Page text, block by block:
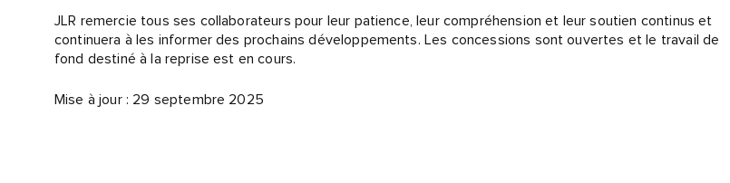
JLR remercie tous ses collaborateurs pour leur patience, leur compréhension et leur soutien continus et
continuera à les informer des prochains développements. Les concessions sont ouvertes et le travail de
fond destiné à la reprise est en cours.​
Mise à jour : 29 septembre 2025